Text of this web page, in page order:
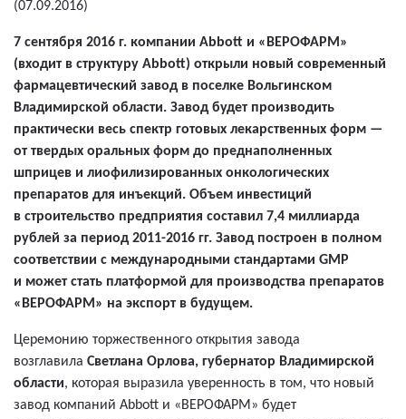
(07.09.2016)
7 сентября 2016 г. компании Abbott и «ВЕРОФАРМ»
(входит в структуру Abbott) открыли новый современный
фармацевтический завод в поселке Вольгинском
Владимирской области. Завод будет производить
практически весь спектр готовых лекарственных форм —
от твердых оральных форм до преднаполненных
шприцев и лиофилизированных онкологических
препаратов для инъекций. Объем инвестиций
в строительство предприятия составил 7,4 миллиарда
рублей за период 2011-2016 гг. Завод построен в полном
соответствии с международными стандартами GMP
и может стать платформой для производства препаратов
«ВЕРОФАРМ» на экспорт в будущем.
Церемонию торжественного открытия завода
возглавила Светлана Орлова, губернатор Владимирской
области, которая выразила уверенность в том, что новый
завод компаний Abbott и «ВЕРОФАРМ» будет